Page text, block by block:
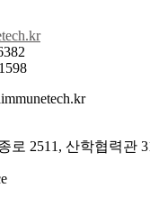
로 2511, 산학협력관